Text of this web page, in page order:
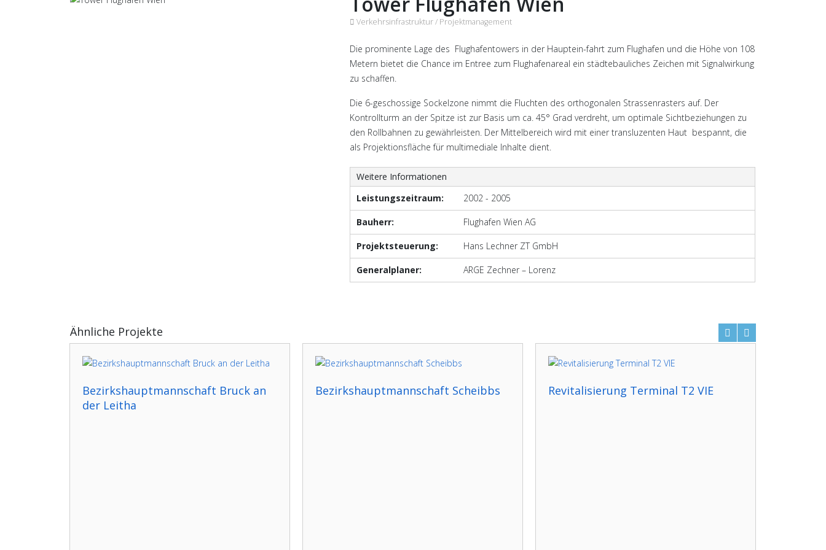
Verkehrsinfrastruktur / Projektmanagement
Die prominente Lage des Flughafentowers in der Hauptein-fahrt zum Flughafen und die Höhe von 108
Metern bietet die Chance im Entree zum Flughafenareal ein städtebauliches Zeichen mit Signalwirkung
zu schaffen.
Die 6-geschossige Sockelzone nimmt die Fluchten des orthogonalen Strassenrasters auf. Der
Kontrollturm an der Spitze ist zur Basis um ca. 45° Grad verdreht, um optimale Sichtbeziehungen zu
den Rollbahnen zu gewährleisten. Der Mittelbereich wird mit einer transluzenten Haut bespannt, die
als Projektionsfläche für multimediale Inhalte dient.
Weitere Informationen
Leistungszeitraum:
2002 - 2005
Bauherr: Flughafen Wien AG
Projektsteuerung: Hans Lechner ZT GmbH
Generalplaner: ARGE Zechner – Lorenz
Ähnliche Projekte
Bezirkshauptmannschaft Bruck an
der Leitha
Bezirkshauptmannschaft Scheibbs Revitalisierung Terminal T2 VIE